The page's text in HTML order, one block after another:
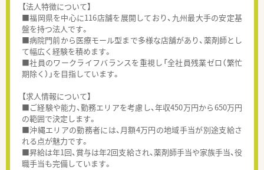
【法人特徴について】
■福岡県を中心に116店舗を展開しており、九州最大手の安定基
盤を持つ法人です。
■病院門前から医療モール型まで多様な店舗があり、薬剤師とし
て幅広く経験を積めます。
■社員のワークライフバランスを重視し「全社員残業ゼロ（繁忙
期除く）」を目指しています。
【求人情報について】
■ご経験や能力、勤務エリアを考慮し、年収450万円から650万円
の範囲で決定します。
■沖縄エリアの勤務者には、月額4万円の地域手当が別途支給さ
れる点が魅力です。
■昇給は年1回、賞与は年2回支給され、薬剤師手当や家族手当、役
職手当も完備しています。